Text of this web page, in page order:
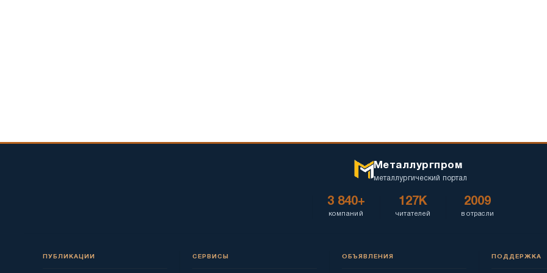
Металлургпром
металлургический портал
3 840+
компаний
127K
читателей
2009
в отрасли
ПУБЛИКАЦИИ СЕРВИСЫ ОБЪЯВЛЕНИЯ ПОДДЕРЖКА